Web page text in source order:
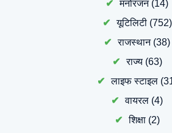
मनोरंजन(14)
यूटिलिटी(752)
राजस्थान(38)
राज्य(63)
लाइफ स्टाइल
वायरल (4)
शिक्षा(2)